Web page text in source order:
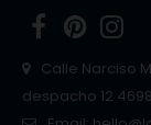
FacebookPinterest
Calle Narciso
despacho 12